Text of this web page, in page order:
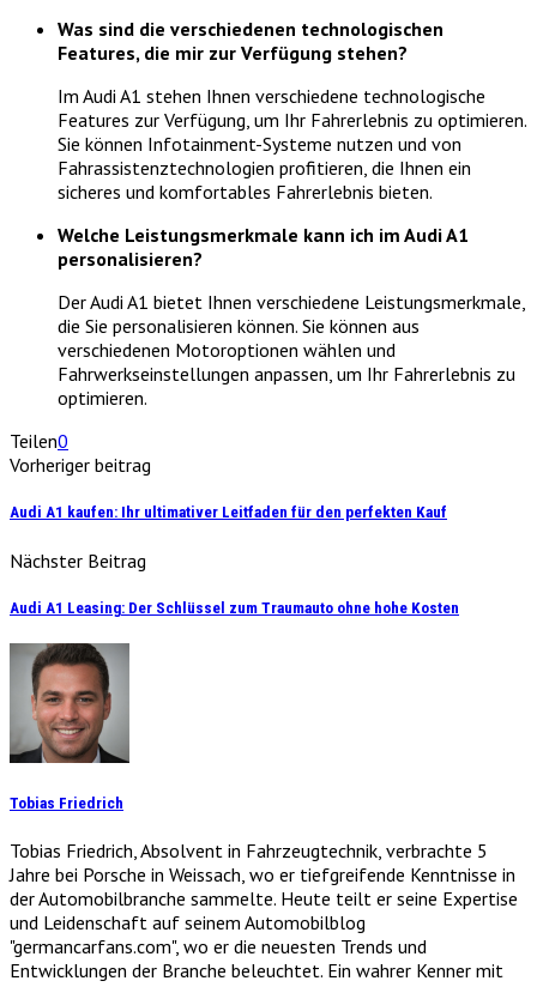
Was sind die verschiedenen technologischen
Features, die mir zur Verfügung stehen?
Im Audi A1 stehen Ihnen verschiedene technologische
Features zur Verfügung, um Ihr Fahrerlebnis zu optimieren.
Sie können Infotainment-Systeme nutzen und von
Fahrassistenztechnologien profitieren, die Ihnen ein
sicheres und komfortables Fahrerlebnis bieten.
Welche Leistungsmerkmale kann ich im Audi A1
personalisieren?
Der Audi A1 bietet Ihnen verschiedene Leistungsmerkmale,
die Sie personalisieren können. Sie können aus
verschiedenen Motoroptionen wählen und
Fahrwerkseinstellungen anpassen, um Ihr Fahrerlebnis zu
optimieren.
Teilen0
Vorheriger beitrag
Audi A1 kaufen: Ihr ultimativer Leitfaden für den perfekten Kauf
Nächster Beitrag
Audi A1 Leasing: Der Schlüssel zum Traumauto ohne hohe Kosten
Tobias Friedrich
Tobias Friedrich, Absolvent in Fahrzeugtechnik, verbrachte 5
Jahre bei Porsche in Weissach, wo er tiefgreifende Kenntnisse in
der Automobilbranche sammelte. Heute teilt er seine Expertise
und Leidenschaft auf seinem Automobilblog
"germancarfans.com", wo er die neuesten Trends und
Entwicklungen der Branche beleuchtet. Ein wahrer Kenner mit